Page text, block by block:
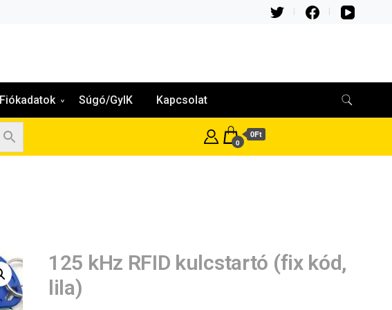
Fiókadatok Súgó/GyIK Kapcsolat
0
0Ft
125 kHz RFID kulcstartó (fix kód,
lila)